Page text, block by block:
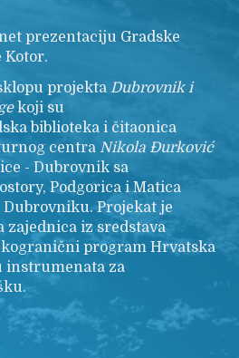
prezentaciju Gradske
Kotor.
projekta Dubrovnik i
koji su
biblioteka i čitaonica
centra Nikola Đurković
- Dubrovnik sa
Podgorica i Matica
Projekat je
zajednica iz sredstava
program Hrvatska
instrumenata za